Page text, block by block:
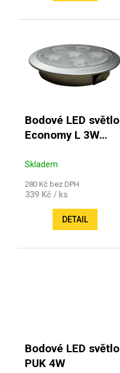
Bodové LED světlo
Economy L 3W
Skladem
280 Kč bez DPH
339 Kč / ks
DETAIL
Bodové LED světlo
PUK 4W